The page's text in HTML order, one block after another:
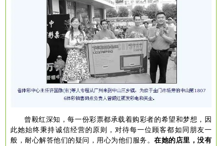
曾毅红深知，每一份彩票都承载着购彩者的希望和梦想，因
此她始终秉持诚信经营的原则，对待每一位顾客都如同朋友一
般，耐心解答他们的疑问，用心为他们服务。在她的店里，没有